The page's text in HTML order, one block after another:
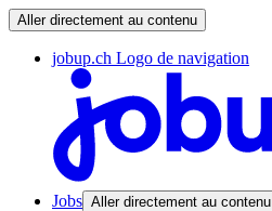
Aller directement au contenu
jobup.ch Logo de navigation
Jobs Aller directement au contenu